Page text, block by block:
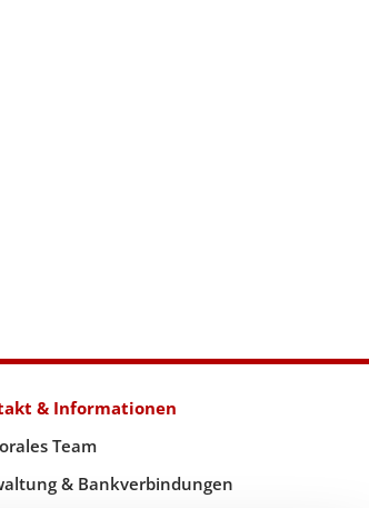
& Informationen
Team
& Bankverbindungen